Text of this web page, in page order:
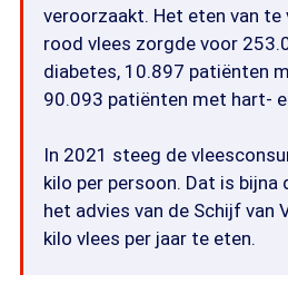
veroorzaakt. Het eten van te
rood vlees zorgde voor
diabetes, 10.897 patiënten
90.093 patiënten met hart-
In 2021 steeg de
kilo per persoon. Dat is bijna
het advies van de Schijf van
kilo vlees per jaar te eten.